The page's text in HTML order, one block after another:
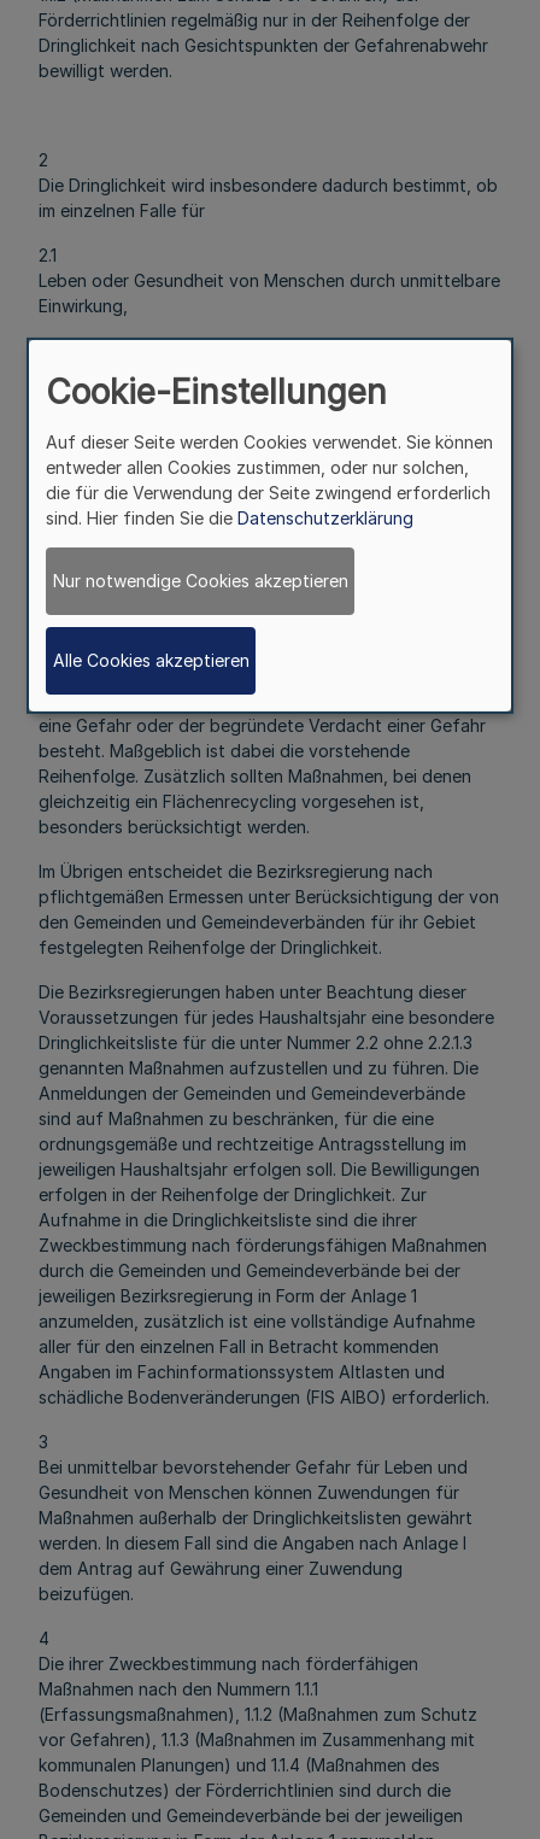
Förderrichtlinien regelmäßig nur in der Reihenfolge der
Dringlichkeit nach Gesichtspunkten der Gefahrenabwehr
bewilligt werden.
2
Die Dringlichkeit wird insbesondere dadurch bestimmt, ob
im einzelnen Falle für
2.1
Leben oder Gesundheit von Menschen durch unmittelbare
Einwirkung,
die Trinkwassergewinnung oder Heilquellen,
die Bodennutzung bei Grundstücken mit Wohnbebauung
oder in Kleingärten,
2.4
2.5
die landwirtschaftliche oder gärtnerische Nutzung,
2.6
eine Gefahr oder der begründete Verdacht einer Gefahr
besteht. Maßgeblich ist dabei die vorstehende
Reihenfolge. Zusätzlich sollten Maßnahmen, bei denen
gleichzeitig ein Flächenrecycling vorgesehen ist,
besonders berücksichtigt werden.
Im Übrigen entscheidet die Bezirksregierung nach
pflichtgemäßen Ermessen unter Berücksichtigung der von
den Gemeinden und Gemeindeverbänden für ihr Gebiet
festgelegten Reihenfolge der Dringlichkeit.
Die Bezirksregierungen haben unter Beachtung dieser
Voraussetzungen für jedes Haushaltsjahr eine besondere
Dringlichkeitsliste für die unter Nummer 2.2 ohne 2.2.1.3
genannten Maßnahmen aufzustellen und zu führen. Die
Anmeldungen der Gemeinden und Gemeindeverbände
sind auf Maßnahmen zu beschränken, für die eine
ordnungsgemäße und rechtzeitige Antragsstellung im
jeweiligen Haushaltsjahr erfolgen soll. Die Bewilligungen
erfolgen in der Reihenfolge der Dringlichkeit. Zur
Aufnahme in die Dringlichkeitsliste sind die ihrer
Zweckbestimmung nach förderungsfähigen Maßnahmen
durch die Gemeinden und Gemeindeverbände bei der
jeweiligen Bezirksregierung in Form der Anlage 1
anzumelden, zusätzlich ist eine vollständige Aufnahme
aller für den einzelnen Fall in Betracht kommenden
Angaben im Fachinformationssystem Altlasten und
schädliche Bodenveränderungen (FIS AlBO) erforderlich.
3
Bei unmittelbar bevorstehender Gefahr für Leben und
Gesundheit von Menschen können Zuwendungen für
Maßnahmen außerhalb der Dringlichkeitslisten gewährt
werden. In diesem Fall sind die Angaben nach Anlage l
dem Antrag auf Gewährung einer Zuwendung
beizufügen.
4
Die ihrer Zweckbestimmung nach förderfähigen
Maßnahmen nach den Nummern 1.1.1
(Erfassungsmaßnahmen), 1.1.2 (Maßnahmen zum Schutz
vor Gefahren), 1.1.3 (Maßnahmen im Zusammenhang mit
kommunalen Planungen) und 1.1.4 (Maßnahmen des
Bodenschutzes) der Förderrichtlinien sind durch die
Gemeinden und Gemeindeverbände bei der jeweiligen
Cookie-Einstellungen
Auf dieser Seite werden Cookies verwendet. Sie können
entweder allen Cookies zustimmen, oder nur solchen,
die für die Verwendung der Seite zwingend erforderlich
sind. Hier finden Sie die Datenschutzerklärung
Nur notwendige Cookies akzeptieren
Alle Cookies akzeptieren